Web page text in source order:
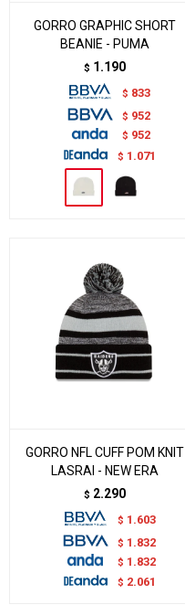
GORRO GRAPHIC SHORT
BEANIE - PUMA
$ 1.190
$ 833
$ 952
$ 952
$ 1.071
GORRO NFL CUFF POM KNIT
LASRAI - NEW ERA
$ 2.290
$ 1.603
$ 1.832
$ 1.832
$ 2.061